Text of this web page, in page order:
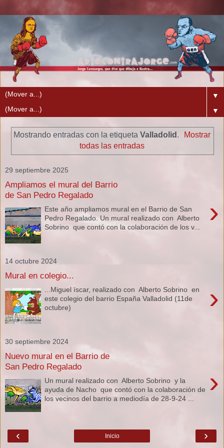
▼
▼
Mostrando entradas con la etiqueta Valladolid .
Mostrar
todas las entradas
29 septiembre 2025
Ampliamos el mural del Barrio
de San Pedro Regalado
›
Este año ampliamos mural en el Barrio de San
Pedro Regalado. Un mural realizado con Alberto
Sobrino que contó con la colaboración de los v...
14 octubre 2024
Mural en colegio...
›
...Miguel ïscar, realizado con Alberto Sobrino en
este colegio del barrio España Valladolid (11de
octubre)
30 septiembre 2024
Nuevo mural en el Barrio de
San Pedro Regalado
›
Un mural realizado con Alberto Sobrino y la
ayuda de Nacho que contó con la colaboración de
los vecinos del barrio a mediodía de 28-9-24 ...
‹ ›
Inicio